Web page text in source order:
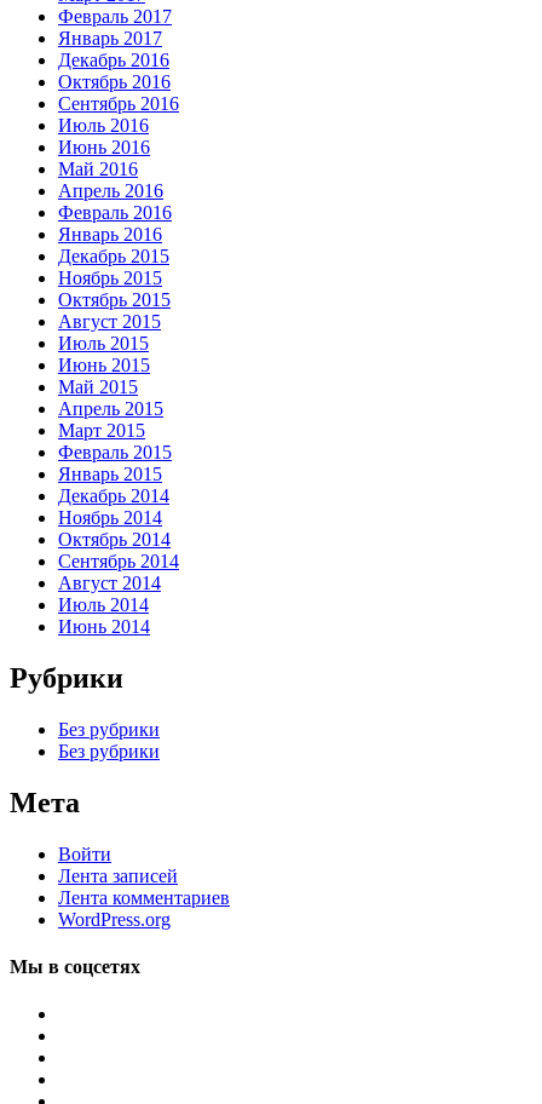
Февраль 2017
Январь 2017
Декабрь 2016
Октябрь 2016
Сентябрь 2016
Июль 2016
Июнь 2016
Май 2016
Апрель 2016
Февраль 2016
Январь 2016
Декабрь 2015
Ноябрь 2015
Октябрь 2015
Август 2015
Июль 2015
Июнь 2015
Май 2015
Апрель 2015
Март 2015
Февраль 2015
Январь 2015
Декабрь 2014
Ноябрь 2014
Октябрь 2014
Сентябрь 2014
Август 2014
Июль 2014
Июнь 2014
Рубрики
Без рубрики
Без рубрики
Мета
Войти
Лента записей
Лента комментариев
WordPress.org
Мы в соцсетях